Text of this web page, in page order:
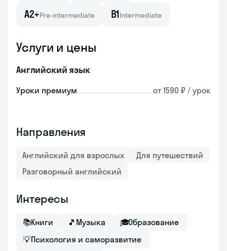
A2+Pre-intermediate B1Intermediate
Услуги и цены
Английский язык
Уроки премиум от 1590 ₽ / урок
Направления
Английский для взрослых
Для путешествий
Разговорный английский
Интересы
📚Книги 🎵 Музыка 🎓Образование
💡Психология и саморазвитие